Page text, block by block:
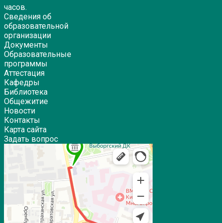
часов.
Сведения об
образовательной
организации
Документы
Образовательные
программы
Аттестация
Кафедры
Библиотека
Общежитие
Новости
Контакты
Карта сайта
Задать вопрос